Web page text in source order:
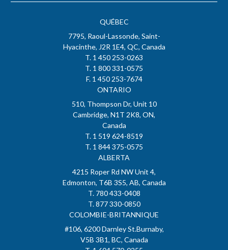
QUÉBEC
7795, Raoul-Lassonde, Saint-
Hyacinthe, J2R 1E4, QC, Canada
T. 1 450 253-0263
T. 1 800 331-0575
F. 1 450 253-7674
ONTARIO
510, Thompson Dr, Unit 10
Cambridge, N1T 2K8, ON,
Canada
T. 1 519 624-8519
T. 1 844 375-0575
ALBERTA
4215 Roper Rd NW Unit 4,
Edmonton, T6B 3S5, AB, Canada
T. 780 433-0408
T. 877 330-0850
COLOMBIE-BRITANNIQUE
#106, 6200 Darnley St.Burnaby,
V5B 3B1, BC, Canada